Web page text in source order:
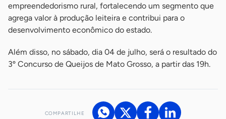
empreendedorismo rural, fortalecendo um segmento que
agrega valor à produção leiteira e contribui para o
desenvolvimento econômico do estado.
Além disso, no sábado, dia 04 de julho, será o resultado do
3º Concurso de Queijos de Mato Grosso, a partir das 19h.
COMPARTILHE